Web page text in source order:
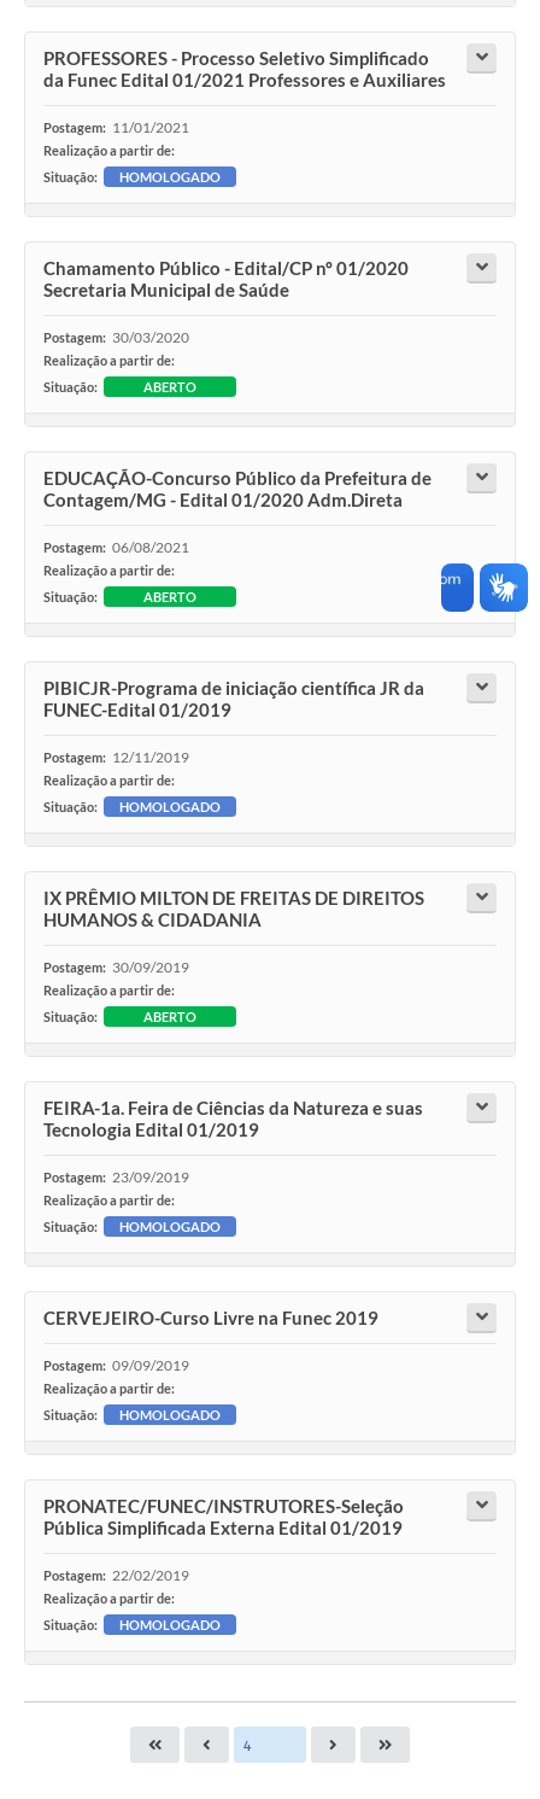
PROFESSORES - Processo Seletivo Simplificado
da Funec Edital 01/2021 Professores e Auxiliares
Postagem: 11/01/2021
Realização a partir de:
Situação:
HOMOLOGADO
Chamamento Público - Edital/CP nº 01/2020
Secretaria Municipal de Saúde
Postagem: 30/03/2020
Realização a partir de:
Situação:
ABERTO
EDUCAÇÃO-Concurso Público da Prefeitura de
Contagem/MG - Edital 01/2020 Adm.Direta
Postagem: 06/08/2021
Realização a partir de:
Situação:
ABERTO
PIBICJR-Programa de iniciação científica JR da
FUNEC-Edital 01/2019
Postagem: 12/11/2019
Realização a partir de:
Situação:
HOMOLOGADO
IX PRÊMIO MILTON DE FREITAS DE DIREITOS
HUMANOS & CIDADANIA
Postagem: 30/09/2019
Realização a partir de:
Situação:
ABERTO
FEIRA-1a. Feira de Ciências da Natureza e suas
Tecnologia Edital 01/2019
Postagem: 23/09/2019
Realização a partir de:
Situação:
HOMOLOGADO
CERVEJEIRO-Curso Livre na Funec 2019
Postagem: 09/09/2019
Realização a partir de:
Situação:
HOMOLOGADO
PRONATEC/FUNEC/INSTRUTORES-Seleção
Pública Simplificada Externa Edital 01/2019
Postagem: 22/02/2019
Realização a partir de:
Situação:
HOMOLOGADO